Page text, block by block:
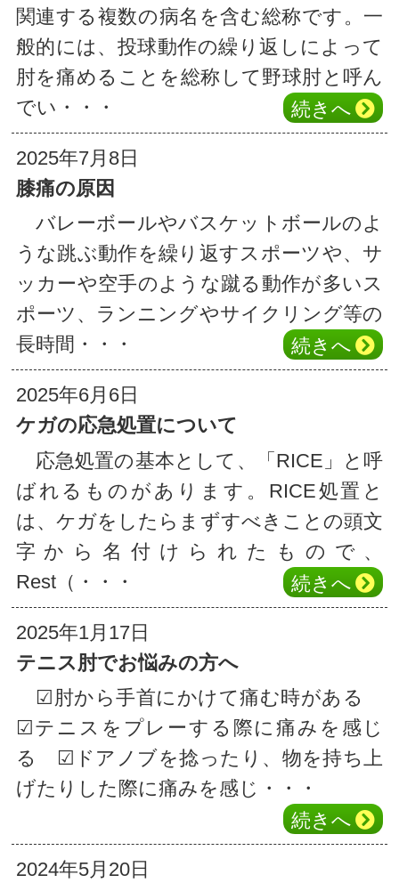
関連する複数の病名を含む総称です。一
般的には、投球動作の繰り返しによって
肘を痛めることを総称して野球肘と呼ん
でい・・・
続き へ
2025年7月8日
膝痛の原因
バレーボールやバスケットボールのよ
うな跳ぶ動作を繰り返すスポーツや、サ
ッカーや空手のような蹴る動作が多いス
ポーツ、ランニングやサイクリング等の
長時間・・・
続き へ
2025年6月6日
ケガの応急処置について
応急処置の基本として、「RICE」と呼
ばれるものがあります。RICE処置と
は、ケガをしたらまずすべきことの頭文
字から名付けられたもので、
Rest（・・・
続き へ
2025年1月17日
テニス肘でお悩みの方へ
☑肘から手首にかけて痛む時がある
☑テニスをプレーする際に痛みを感じ
る ☑ドアノブを捻ったり、物を持ち上
げたりした際に痛みを感じ・・・
続き へ
2024年5月20日